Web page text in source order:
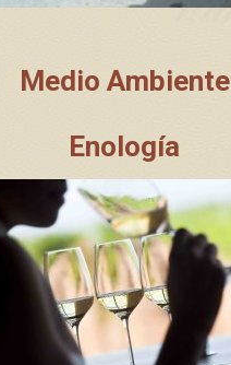
Medio Ambiente
Enología